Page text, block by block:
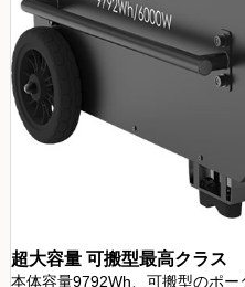
超大容量 可搬型最高クラス
本体容量9792Wh、可搬型のポ